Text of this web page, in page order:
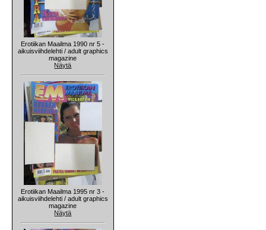
Erotiikan Maailma 1990 nr 5 -
aikuisviihdelehti / adult graphics
magazine
Näytä
Erotiikan Maailma 1995 nr 3 -
aikuisviihdelehti / adult graphics
magazine
Näytä